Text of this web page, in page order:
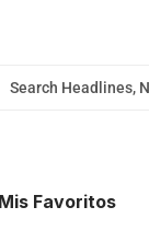
Mis Favoritos